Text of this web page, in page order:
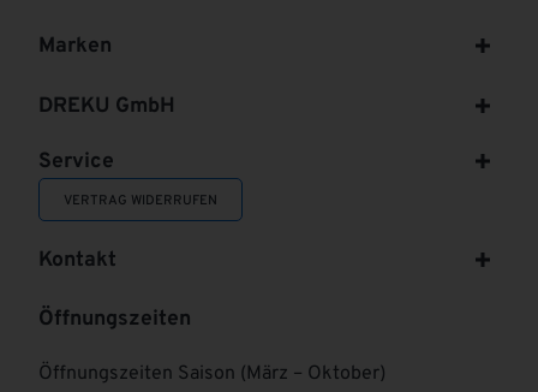
Marken
DREKU GmbH
Service
VERTRAG WIDERRUFEN
Kontakt
Öffnungszeiten
Öffnungszeiten Saison (März – Oktober)